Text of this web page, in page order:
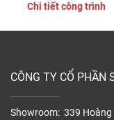
Sàn gỗ nhựa ngoài
Chi tiết công trình
CÔNG TY CỔ PHẦN
Showroom: 339 Hoàng